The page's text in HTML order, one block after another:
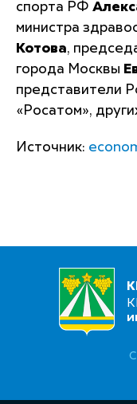
спорта РФ
министра
Котова,
города Москвы
представители
«Росатом»,
Источник: